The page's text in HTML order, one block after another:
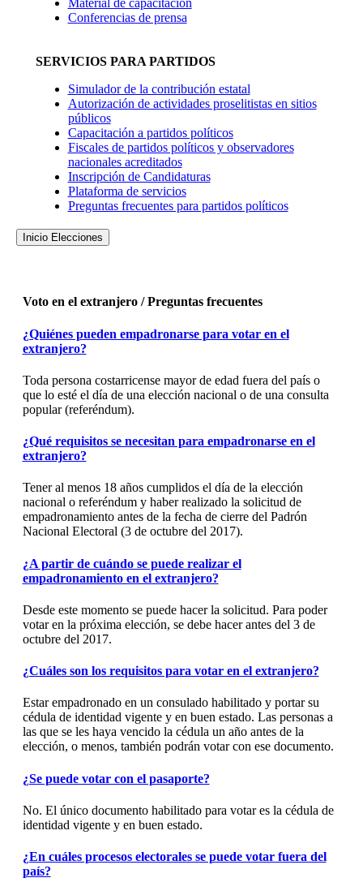
Material de capacitación
Conferencias de prensa
SERVICIOS PARA PARTIDOS
Simulador de la contribución estatal
Autorización de actividades proselitistas en sitios
públicos
Capacitación a partidos políticos
Fiscales de partidos políticos y observadores
nacionales acreditados
Inscripción de Candidaturas
Plataforma de servicios
Preguntas frecuentes para partidos políticos
Inicio Elecciones
Voto en el extranjero / Preguntas frecuentes
¿Quiénes pueden empadronarse para votar en el
extranjero?
Toda persona costarricense mayor de edad fuera del país o
que lo esté el día de una elección nacional o de una consulta
popular (referéndum).
¿Qué requisitos se necesitan para empadronarse en el
extranjero?
Tener al menos 18 años cumplidos el día de la elección
nacional o referéndum y haber realizado la solicitud de
empadronamiento antes de la fecha de cierre del Padrón
Nacional Electoral (3 de octubre del 2017).
¿A partir de cuándo se puede realizar el
empadronamiento en el extranjero?
Desde este momento se puede hacer la solicitud. Para poder
votar en la próxima elección, se debe hacer antes del 3 de
octubre del 2017.
¿Cuáles son los requisitos para votar en el extranjero?
Estar empadronado en un consulado habilitado y portar su
cédula de identidad vigente y en buen estado. Las personas a
las que se les haya vencido la cédula un año antes de la
elección, o menos, también podrán votar con ese documento.
¿Se puede votar con el pasaporte?
No. El único documento habilitado para votar es la cédula de
identidad vigente y en buen estado.
¿En cuáles procesos electorales se puede votar fuera del
país?